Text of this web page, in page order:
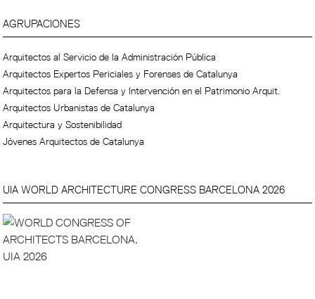
AGRUPACIONES
Arquitectos al Servicio de la Administración Pública
Arquitectos Expertos Periciales y Forenses de Catalunya
Arquitectos para la Defensa y Intervención en el Patrimonio Arquit.
Arquitectos Urbanistas de Catalunya
Arquitectura y Sostenibilidad
Jóvenes Arquitectos de Catalunya
UIA WORLD ARCHITECTURE CONGRESS BARCELONA 2026